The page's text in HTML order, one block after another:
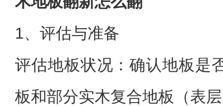
1、评估与准备
评估地板状况：确认地板是
板和部分实木复合地板（表